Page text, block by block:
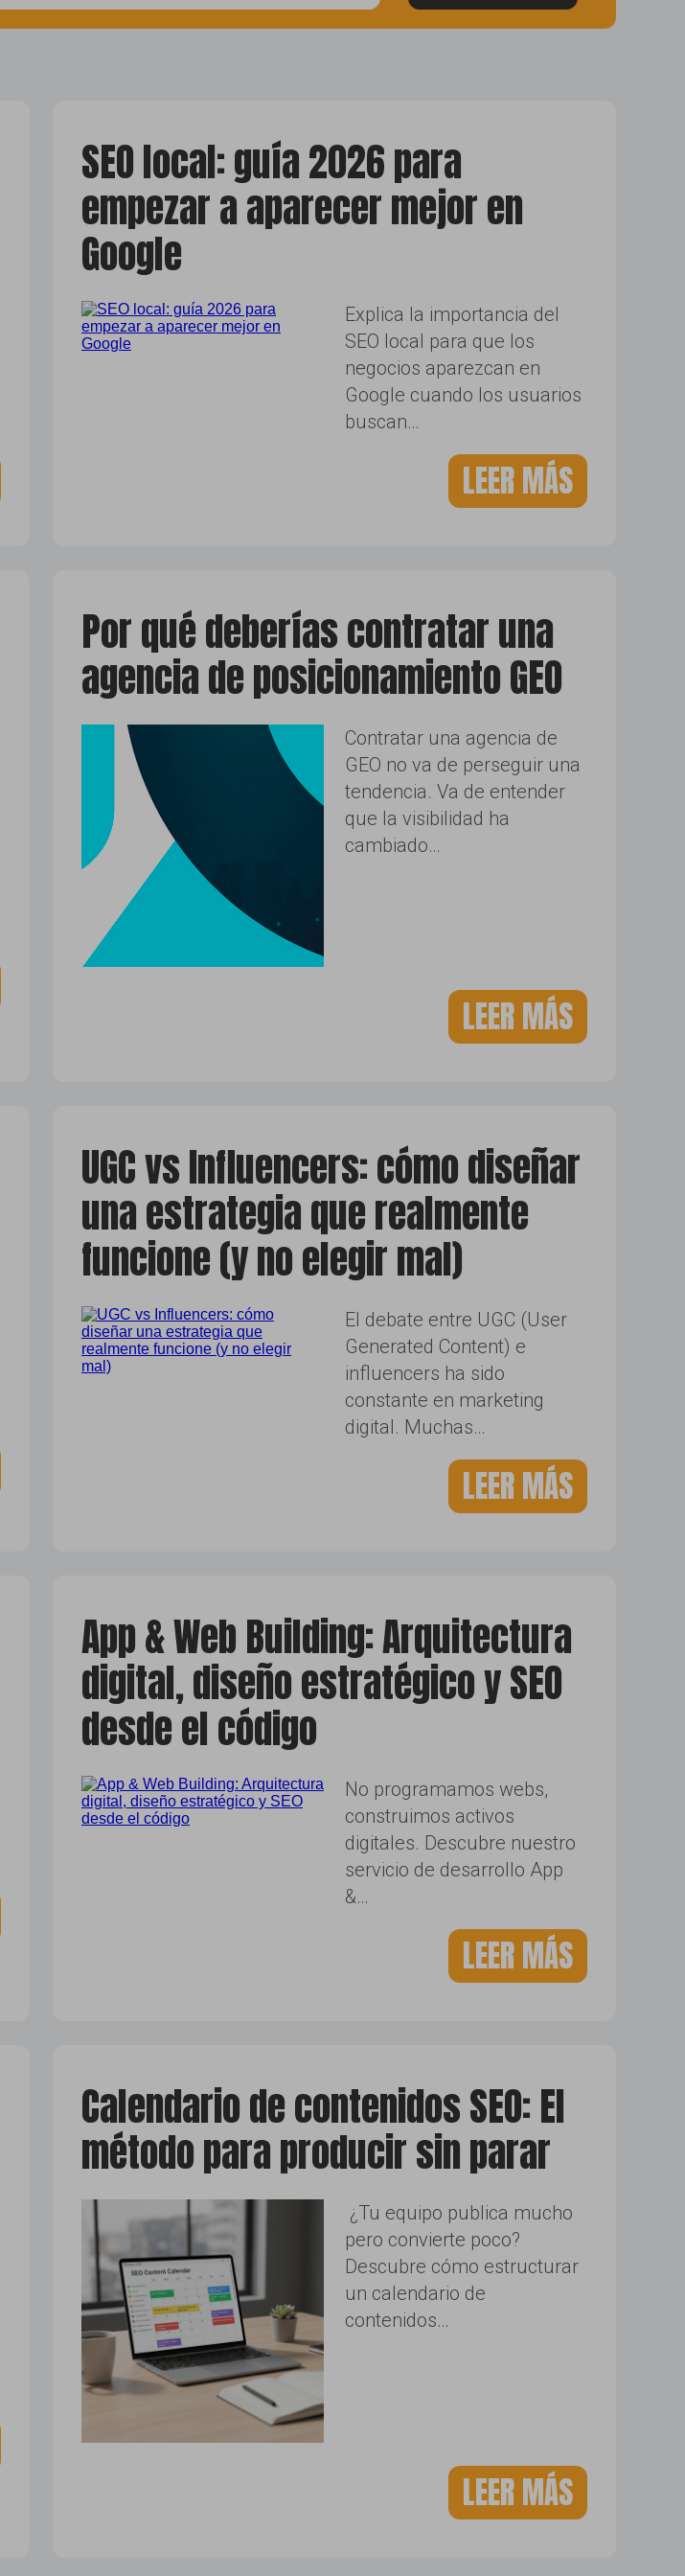
SEO local: guía 2026 para
empezar a aparecer mejor en
Google
Explica la importancia del
SEO local para que los
negocios aparezcan en
Google cuando los usuarios
buscan…
LEER MÁS
Por qué deberías contratar una
agencia de posicionamiento GEO
Contratar una agencia de
GEO no va de perseguir una
tendencia. Va de entender
que la visibilidad ha
cambiado…
LEER MÁS
UGC vs Influencers: cómo diseñar
una estrategia que realmente
funcione (y no elegir mal)
El debate entre UGC (User
Generated Content) e
influencers ha sido
constante en marketing
digital. Muchas…
LEER MÁS
App & Web Building: Arquitectura
digital, diseño estratégico y SEO
desde el código
No programamos webs,
construimos activos
digitales. Descubre nuestro
servicio de desarrollo App
&…
LEER MÁS
Calendario de contenidos SEO: El
método para producir sin parar
¿Tu equipo publica mucho
pero convierte poco?
Descubre cómo estructurar
un calendario de
contenidos…
LEER MÁS